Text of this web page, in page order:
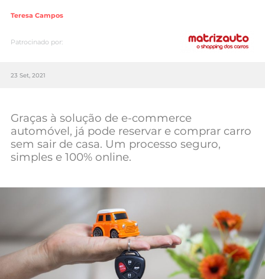
Lifestyle
Sociedade
Tecnologia
Mundial 2026
Teresa Campos
Patrocinado por:
23 Set, 2021
Graças à solução de e-commerce
automóvel, já pode reservar e comprar carro
sem sair de casa. Um processo seguro,
simples e 100% online.